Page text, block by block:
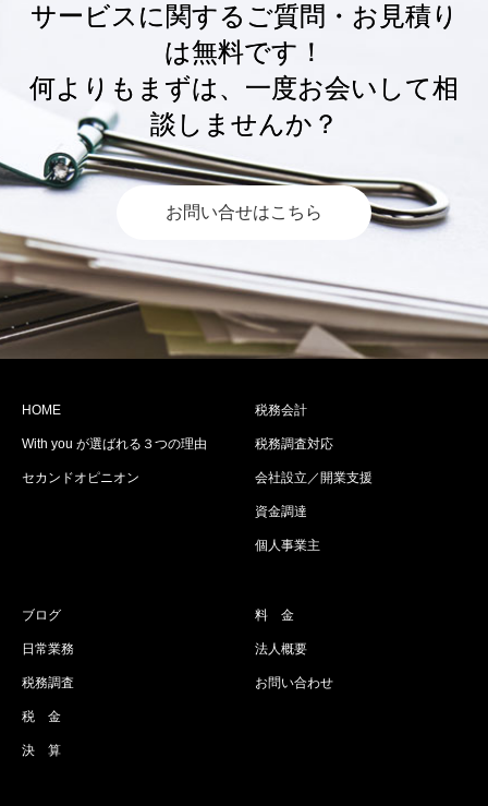
サービスに関するご質問・お見積り
は無料です！
何よりもまずは、一度お会いして相
談しませんか？
お問い合せはこちら
HOME
With you が選ばれる３つの理由
セカンドオピニオン
税務会計
税務調査対応
会社設立／開業支援
資金調達
個人事業主
ブログ
日常業務
税務調査
税 金
決 算
料 金
法人概要
お問い合わせ